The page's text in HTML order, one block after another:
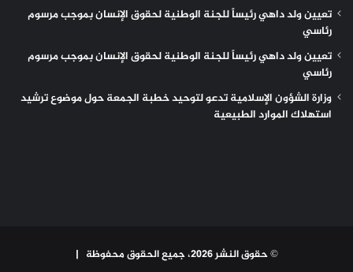
تعيين ولد داهي رئيساً للجنة الوطنية لحقوق الإنسان بموجب مرسوم
رئاسي
تعيين ولد داهي رئيساً للجنة الوطنية لحقوق الإنسان بموجب مرسوم
رئاسي
وزارة الشؤون الإسلامية تدعو لتوحيد خطبة الجمعة حول موضوع ترشيد
استهلاك الموارد الطبيعية
© حقوق النشر 2026، جميع الحقوق محفوظة |